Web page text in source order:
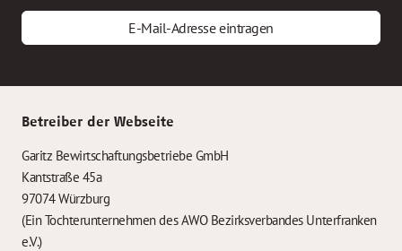
E-Mail-Adresse eintragen
Betreiber der Webseite
Garitz Bewirtschaftungsbetriebe GmbH
Kantstraße 45a
97074 Würzburg
(Ein Tochterunternehmen des AWO Bezirksverbandes Unterfranken
e.V.)